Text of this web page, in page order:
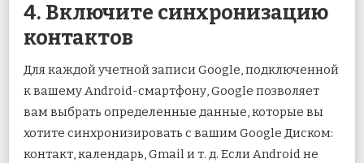
4. Включите синхронизацию
контактов
Для каждой учетной записи Google, подключенной
к вашему Android-смартфону, Google позволяет
вам выбрать определенные данные, которые вы
хотите синхронизировать с вашим Google Диском:
контакт, календарь, Gmail и т. д. Если Android не